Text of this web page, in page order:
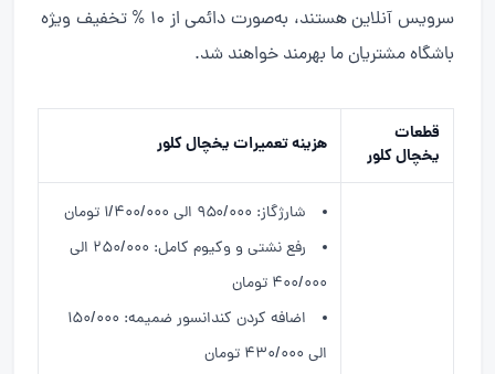
سرویس آنلاین هستند، به‌صورت دائمی از 10 % تخفیف ویژه
باشگاه مشتریان ما بهرمند خواهند شد.
قطعات
یخچال کلور
هزینه تعمیرات یخچال کلور
شارژگاز: ۹۵۰/۰۰۰ الی ۱/۴۰۰/۰۰۰ تومان
رفع نشتی و وکیوم کامل: ۲۵۰/۰۰۰ الی
۴۰۰/۰۰۰ تومان
اضافه کردن کندانسور ضمیمه: ۱۵۰/۰۰۰
الی ۴۳۰/۰۰۰ تومان